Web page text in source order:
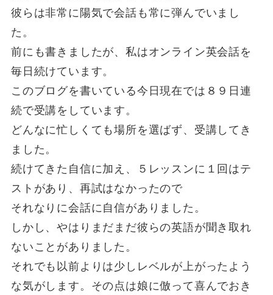
彼らは非常に陽気で会話も常に弾んでいまし
た。
前にも書きましたが、私はオンライン英会話を
毎日続けています。
このブログを書いている今日現在では８９日連
続で受講をしています。
どんなに忙しくても場所を選ばず、受講してき
ました。
続けてきた自信に加え、５レッスンに１回はテ
ストがあり、再試はなかったので
それなりに会話に自信がありました。
しかし、やはりまだまだ彼らの英語が聞き取れ
ないことがありました。
それでも以前よりは少しレベルが上がったよう
な気がします。その点は娘に倣って喜んでおき